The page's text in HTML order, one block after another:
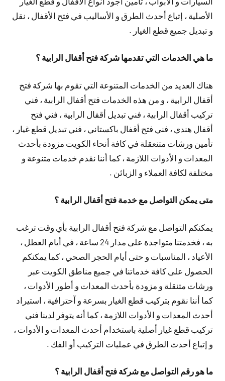
الأصلية ، إتباع أحدث الطرق و الأساليب في فتح الأقفال ، نقل
و تبديل جميع قطع الغيار .
ما هي الخدمات التي تقدمها شركة فتح أقفال الرابية ؟
هناك العديد من الخدمات المتنوعة التي تقوم بها شركة فتح
أقفال الرابية ، و من هذه الخدمات فتح أقفال الرابية ، فني
تركيب أقفال الرابية ، فني تبديل أقفال الرابية ، فني فتح
أقفال هندي ، فني فتح أقفال باكستاني ، فني تبديل قطع غيار ،
تأمين ورشات متنعقلة في كافة أنحاء الكويت مزودة بأحدث
المعدات و الأدوات اللازمة ، كما أننا نقدم خدمات متنوعة و
مختلفة لكافة العملاء و الزبائن .
متى يمكن التواصل مع خدمة فتح أقفال الرابية ؟
يمكنكم التواصل مع شركة فتح أقفال الرابية بأي وقت ترغب
به ، فخدمتنا متواجدة على مدار 24 ساعة ، في أيام العطل ،
الأعياد ، المناسبات و حتى أيام الحجر الصحي ، كما يمكنكم
الحصول على كافة خدماتنا في جميع مناطق الكويت عبر
ورشات متنقلة و مزودة بأحدث المعدات و أطور الأدوات ،
كما أننا نقوم بتركيب قطع الغيار بسرعة و آحترافية ، استيراد
أحدث المعدات و الأدوات اللازمة ، كما أنه يتوفر لدينا فني
تركيب قطع غيار أصلية باستخدام أحدث المعدات و الأدوات ،
و إتباع أحدث الطرق في عمليات التركيب أو الفك .
ما هو رقم التواصل مع شركة فتح أقفال الرابية ؟